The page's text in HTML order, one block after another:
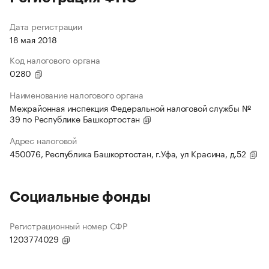
Дата регистрации
18 мая 2018
Код налогового органа
0280
Наименование налогового органа
Межрайонная инспекция Федеральной налоговой службы №
39 по Республике Башкортостан
Адрес налоговой
450076, Республика Башкортостан, г.Уфа, ул Красина, д.52
Социальные фонды
Регистрационный номер СФР
1203774029